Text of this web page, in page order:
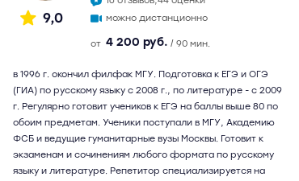
9,0
можно дистанционно
от 4 200 руб. / 90 мин.
в 1996 г. окончил филфак МГУ. Подготовка к ЕГЭ и ОГЭ
(ГИА) по русскому языку с 2008 г., по литературе - с 2009
г. Регулярно готовит учеников к ЕГЭ на баллы выше 80 по
обоим предметам. Ученики поступали в МГУ, Академию
ФСБ и ведущие гуманитарные вузы Москвы. Готовит к
экзаменам и сочинениям любого формата по русскому
языку и литературе. Репетитор специализируется на